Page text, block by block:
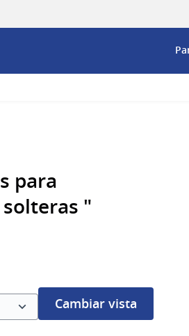
para
"
Cambiar vista